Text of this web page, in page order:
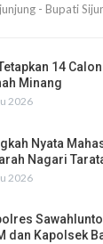
- Bupati
14
Minang
2026
Nyata
Nagari
2026
dan Kapolsek